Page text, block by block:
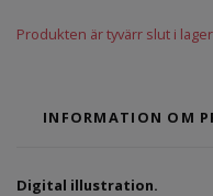
Produkten är tyvärr slut i
INFORMATION OM
Digital illustration.